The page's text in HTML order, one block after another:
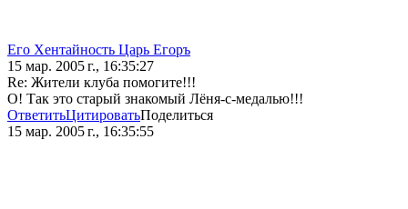
Его Хентайность Царь Егоръ
15 мар. 2005 г., 16:35:27
Re: Жители клуба помогите!!!
О! Так это старый знакомый Лёня-с-медалью!!!
ОтветитьЦитироватьПоделиться
15 мар. 2005 г., 16:35:55